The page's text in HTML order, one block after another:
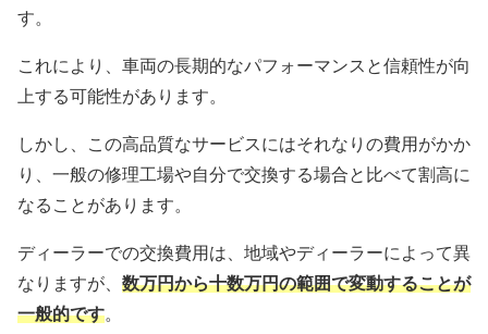
す。
これにより、車両の長期的なパフォーマンスと信頼性が向
上する可能性があります。
しかし、この高品質なサービスにはそれなりの費用がかか
り、一般の修理工場や自分で交換する場合と比べて割高に
なることがあります。
ディーラーでの交換費用は、地域やディーラーによって異
なりますが、 数万円から十数万円の範囲で変動することが
一般的です。